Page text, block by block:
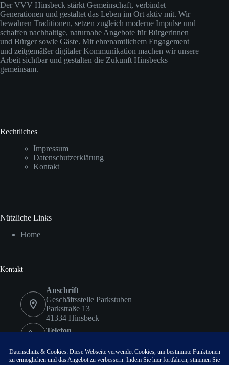
Der VVV Hinsbeck stärkt Gemeinschaft, verbindet
Generationen und gestaltet das Leben im Ort aktiv mit. Wir
bewahren Traditionen, setzen zugleich moderne Impulse und
schaffen nachhaltige, naturnahe Angebote für Bürgerinnen
und Bürger sowie Gäste. Mit ehrenamtlichem Engagement
und zeitgemäßer digitaler Kommunikation machen wir unsere
Arbeit sichtbar und gestalten die Zukunft Hinsbecks
gemeinsam.
Rechtliches
Impressum
Datenschutzerklärung
Kontakt
Nützliche Links
Home
Kontakt
Anschrift
Geschäftsstelle Parkstuben
Parkstraße 13
41334 Hinsbeck
Telefon
Fax